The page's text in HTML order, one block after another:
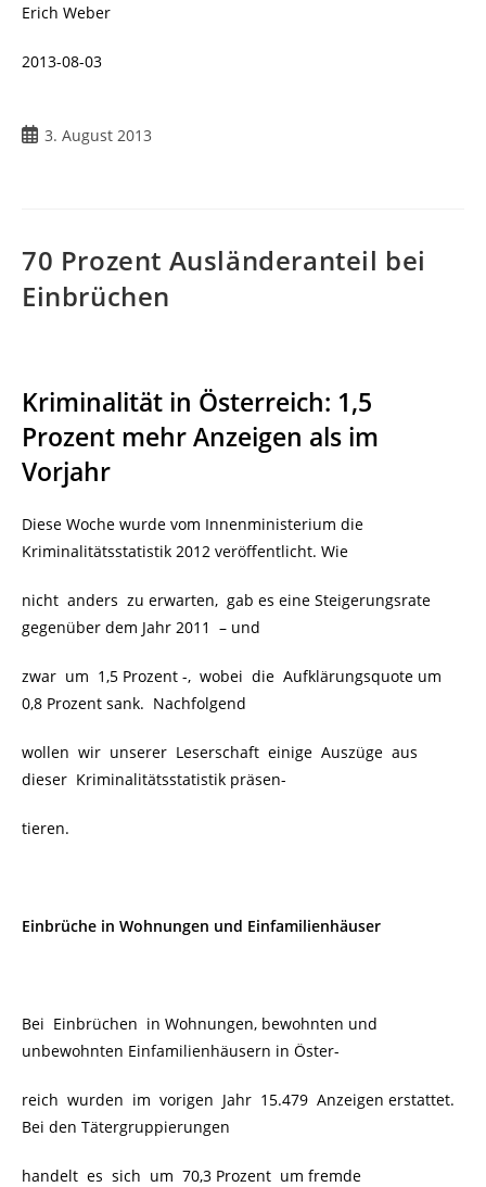
Erich Weber
2013-08-03
Beitrag3. August 2013
70 Prozent Ausländeranteil bei
Einbrüchen
Kriminalität in Österreich: 1,5
Prozent mehr Anzeigen als im
Vorjahr
Diese Woche wurde vom Innenministerium die
Kriminalitätsstatistik 2012 veröffentlicht. Wie
nicht anders zu erwarten, gab es eine Steigerungsrate
gegenüber dem Jahr 2011 – und
zwar um 1,5 Prozent -, wobei die Aufklärungsquote um
0,8 Prozent sank. Nachfolgend
wollen wir unserer Leserschaft einige Auszüge aus
dieser Kriminalitätsstatistik präsen-
tieren.
Einbrüche in Wohnungen und Einfamilienhäuser
Bei Einbrüchen in Wohnungen, bewohnten und
unbewohnten Einfamilienhäusern in Öster-
reich wurden im vorigen Jahr 15.479 Anzeigen erstattet.
Bei den Tätergruppierungen
handelt es sich um 70,3 Prozent um fremde